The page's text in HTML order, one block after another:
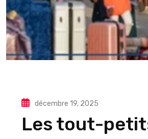
décembre 19, 2025
Les tout-